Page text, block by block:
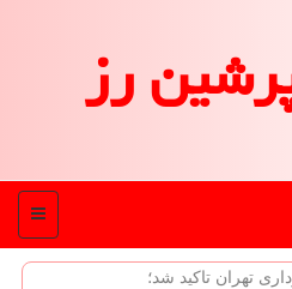
رز
منو
تهران تاكید شد؛